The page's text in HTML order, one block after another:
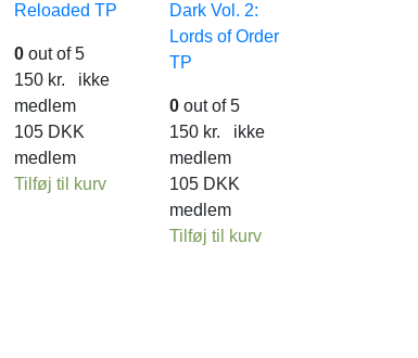
Reloaded TP
0 out of 5
150 kr. ikke
medlem
105 DKK
medlem
Tilføj til kurv
Dark Vol. 2:
Lords of Order
TP
0out of 5
150 kr. ikke
medlem
105 DKK
medlem
Tilføj til kurv